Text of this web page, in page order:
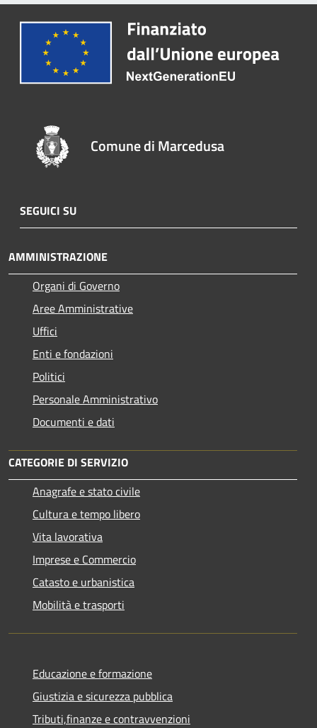
Comune di Marcedusa
SEGUICI SU
AMMINISTRAZIONE
Organi di Governo
Aree Amministrative
Uffici
Enti e fondazioni
Politici
Personale Amministrativo
Documenti e dati
CATEGORIE DI SERVIZIO
Anagrafe e stato civile
Cultura e tempo libero
Vita lavorativa
Imprese e Commercio
Catasto e urbanistica
Mobilità e trasporti
Educazione e formazione
Giustizia e sicurezza pubblica
Tributi,finanze e contravvenzioni